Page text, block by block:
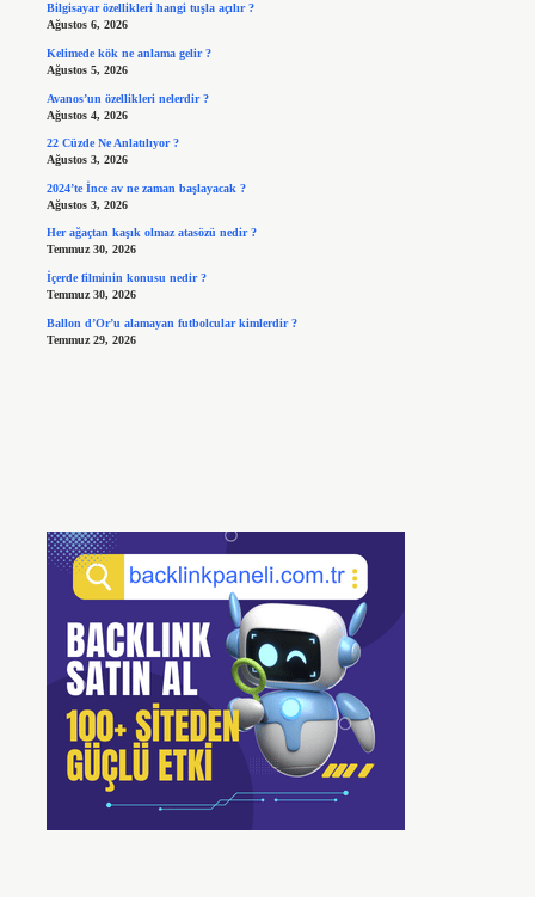
Bilgisayar özellikleri hangi tuşla açılır ?
Ağustos 6, 2026
Kelimede kök ne anlama gelir ?
Ağustos 5, 2026
Avanos’un özellikleri nelerdir ?
Ağustos 4, 2026
22 Cüzde Ne Anlatılıyor ?
Ağustos 3, 2026
2024’te İnce av ne zaman başlayacak ?
Ağustos 3, 2026
Her ağaçtan kaşık olmaz atasözü nedir ?
Temmuz 30, 2026
İçerde filminin konusu nedir ?
Temmuz 30, 2026
Ballon d’Or’u alamayan futbolcular kimlerdir ?
Temmuz 29, 2026